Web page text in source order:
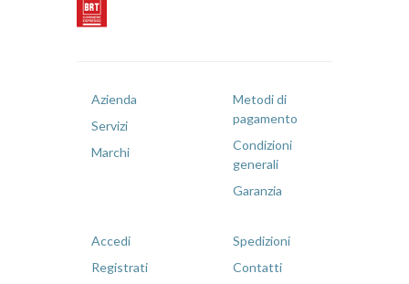
Azienda
Servizi
Marchi
Metodi di
pagamento
Condizioni
generali
Garanzia
Accedi
Registrati
Spedizioni
Contatti